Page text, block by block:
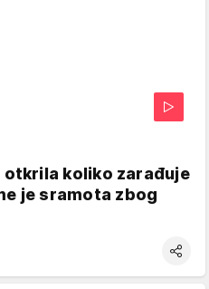
otkrila koliko zarađuje
je sramota zbog